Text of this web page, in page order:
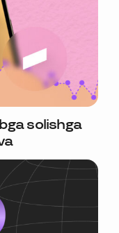
solishga